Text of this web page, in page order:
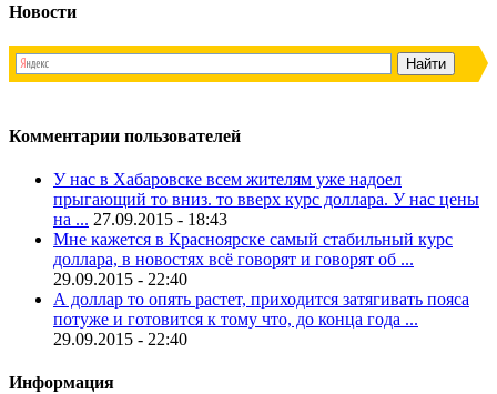
Новости
Комментарии пользователей
У нас в Хабаровске всем жителям уже надоел
прыгающий то вниз. то вверх курс доллара. У нас цены
на ... 27.09.2015 - 18:43
Мне кажется в Красноярске самый стабильный курс
доллара, в новостях всё говорят и говорят об ...
29.09.2015 - 22:40
А доллар то опять растет, приходится затягивать пояса
потуже и готовится к тому что, до конца года ...
29.09.2015 - 22:40
Информация